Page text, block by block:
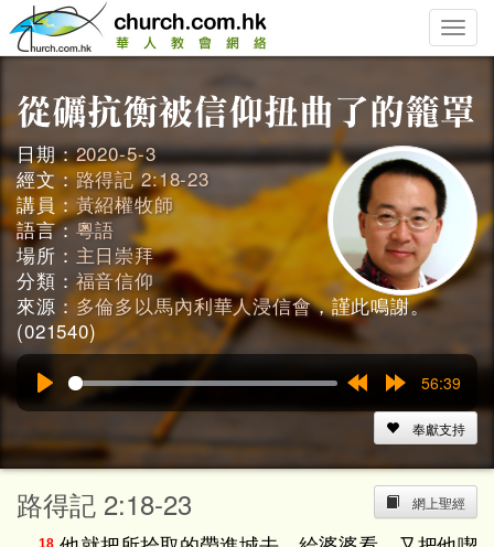
Toggle
日期：2020-5-3
經文：路得記 2:18-23
講員：黃紹權牧師
語言：粵語
場所： 主日崇拜
分類：福音信仰
來源： 多倫多以馬內利華人浸信會，謹此鳴謝。
(021540)
15s
56:39
奉獻支持
網上聖經
路得記 2:18-23
18